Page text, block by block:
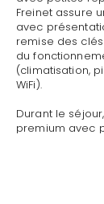
Freinet assure
avec
remise des
du
(climatisation,
WiFi).
Durant le
premium avec